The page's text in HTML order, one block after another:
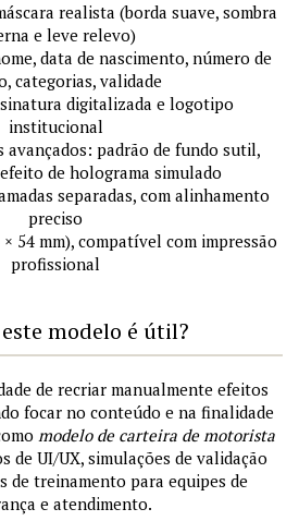
realista (borda suave, sombra
e leve relevo)
data de nascimento, número de
categorias, validade
digitalizada e logotipo
institucional
avançados: padrão de fundo sutil,
de holograma simulado
separadas, com alinhamento
preciso
54 mm), compatível com impressão
profissional
modelo é útil?
de recriar manualmente efeitos
focar no conteúdo e na finalidade
modelo de carteira de motorista
de UI/UX, simulações de validação
de treinamento para equipes de
e atendimento.